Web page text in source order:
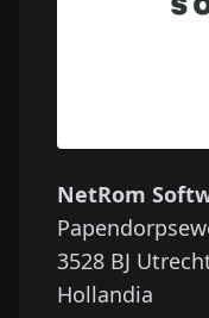
NetRom
3528 BJ
Hollandia